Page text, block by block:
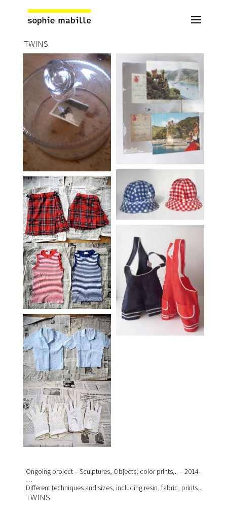
TWINS
Ongoing project – Sculptures, Objects, color prints,.. – 2014-
…
Different techniques and sizes, including resin, fabric, prints,..
TWINS